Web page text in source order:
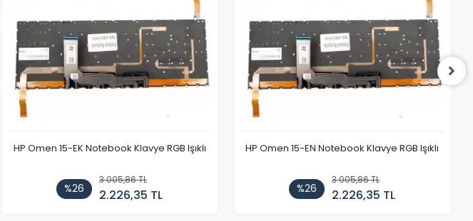
HP Omen 15-EK Notebook Klavye RGB Işıklı
%26
3.005,86 TL
2.226,35 TL
HP Omen 15-EN Notebook Klavye RGB Işıklı
%26
3.005,86 TL
2.226,35 TL